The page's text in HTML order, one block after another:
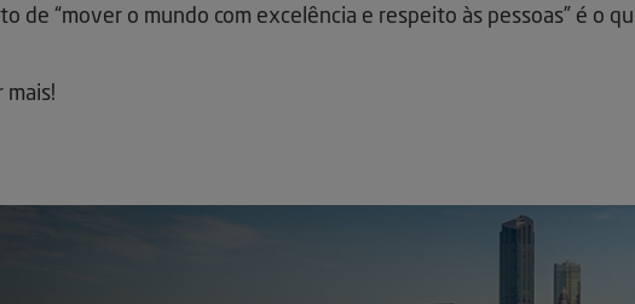
de “mover o mundo com excelência e respeito às pessoas” é o
mais!